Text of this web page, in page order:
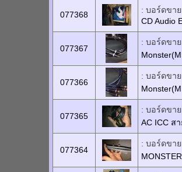
077368
: บอร์ดขาย
CD Audio
077367
: บอร์ดขาย
077366
: บอร์ดขาย
077365
: บอร์ดขาย
AC ICC ส
077364
: บอร์ดขาย